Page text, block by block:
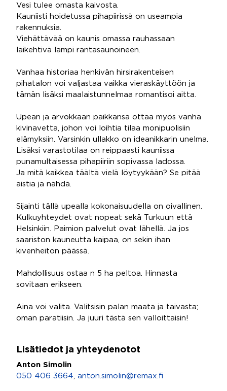
Vesi tulee omasta kaivosta.
Kauniisti hoidetussa pihapiirissä on useampia
rakennuksia.
Viehättävää on kaunis omassa rauhassaan
läikehtivä lampi rantasaunoineen.
Vanhaa historiaa henkivän hirsirakenteisen
pihatalon voi valjastaa vaikka vieraskäyttöön ja
tämän lisäksi maalaistunnelmaa romantisoi aitta.
Upean ja arvokkaan paikkansa ottaa myös vanha
kivinavetta, johon voi loihtia tilaa monipuolisiin
elämyksiin. Varsinkin ullakko on ideanikkarin unelma.
Lisäksi varastotilaa on reippaasti kauniissa
punamultaisessa pihapiiriin sopivassa ladossa.
Ja mitä kaikkea täältä vielä löytyykään? Se pitää
aistia ja nähdä.
Sijainti tällä upealla kokonaisuudella on oivallinen.
Kulkuyhteydet ovat nopeat sekä Turkuun että
Helsinkiin. Paimion palvelut ovat lähellä. Ja jos
saariston kauneutta kaipaa, on sekin ihan
kivenheiton päässä.
Mahdollisuus ostaa n 5 ha peltoa. Hinnasta
sovitaan erikseen.
Aina voi valita. Valitsisin palan maata ja taivasta;
oman paratiisin. Ja juuri tästä sen valloittaisin!
Lisätiedot ja yhteydenotot
Anton Simolin
050 406 3664
anton.simolin@remax.fi